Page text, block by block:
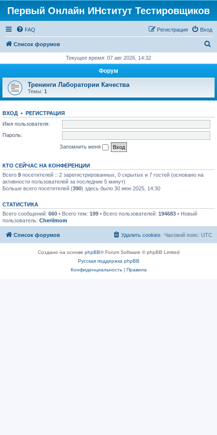
Первый Онлайн ИНститут Тестировщиков
FAQ Вход
Регистрация
Список форумов
с
Текущее время: 07 авг 2026, 14:32
Форум
Тренинги Лаборатории Качества
Темы: 1
ВХОД • РЕГИСТРАЦИЯ
Имя пользователя:
Пароль:
Запомнить меня
КТО СЕЙЧАС НА КОНФЕРЕНЦИИ
Всего 9 посетителей :: 2 зарегистрированных, 0 скрытых и 7 гостей (основано на
активности пользователей за последние 5 минут)
Больше всего посетителей (390) здесь было 30 июн 2025, 14:30
СТАТИСТИКА
Всего сообщений: 660 • Всего тем: 199 • Всего пользователей: 194683 • Новый
пользователь: Cherilmom
Список форумов Часовой пояс: UTC
Удалить cookies
Создано на основе phpBB® Forum Software © phpBB Limited
Русская поддержка phpBB
Конфиденциальность| Правила